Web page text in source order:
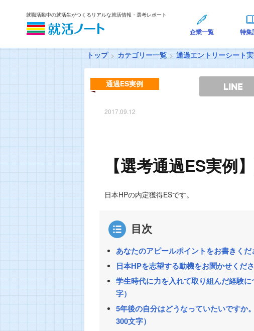
就職活動中の就活生がつくるリアルな就活情報・選考レポート
企業一覧 特集
トップ カテゴリー一覧 通過エントリーシート
通過ES実例
2017.09.12
【選考通過ES実例
日本HPの内定獲得ESです。
目次
あなたのアピールポイントをお書きくだ
日本HPを志望する動機をお聞かせくだ
学生時代に力を入れて取り組んだ経験
字）
5年後の自分はどうなっていたいですか
300文字）